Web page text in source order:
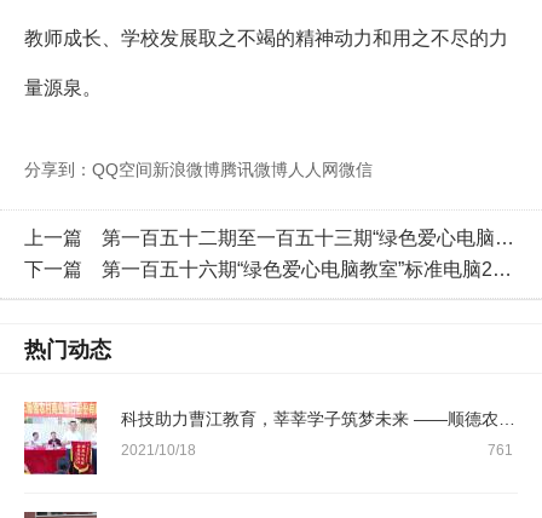
教师成长、学校发展取之不竭的精神动力和用之不尽的力
量源泉。
分享到： QQ空间新浪微博腾讯微博人人网微信
上一篇 第一百五十二期至一百五十三期“绿色爱心电脑教室”标准电脑41套（广东培正学院）
下一篇 第一百五十六期“绿色爱心电脑教室”标准电脑21套（博时基金管理有限公司）
热门动态
2021/10/18 761